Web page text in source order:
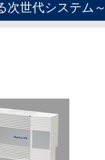
次世代システム～